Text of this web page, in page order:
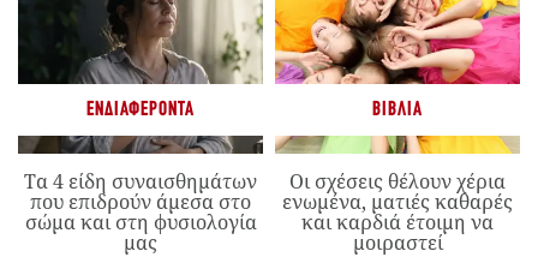
ΕΝΔΙΑΦΈΡΟΝΤΑ
Τα 4 είδη συναισθημάτων
που επιδρούν άμεσα στο
σώμα και στη φυσιολογία
μας
ΒΙΒΛΊΑ
Οι σχέσεις θέλουν χέρια
ενωμένα, ματιές καθαρές
και καρδιά έτοιμη να
μοιραστεί